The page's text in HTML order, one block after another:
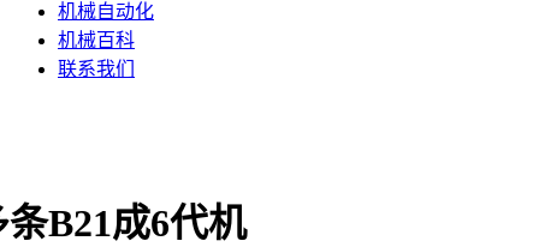
机械自动化
机械百科
联系我们
B21成6代机